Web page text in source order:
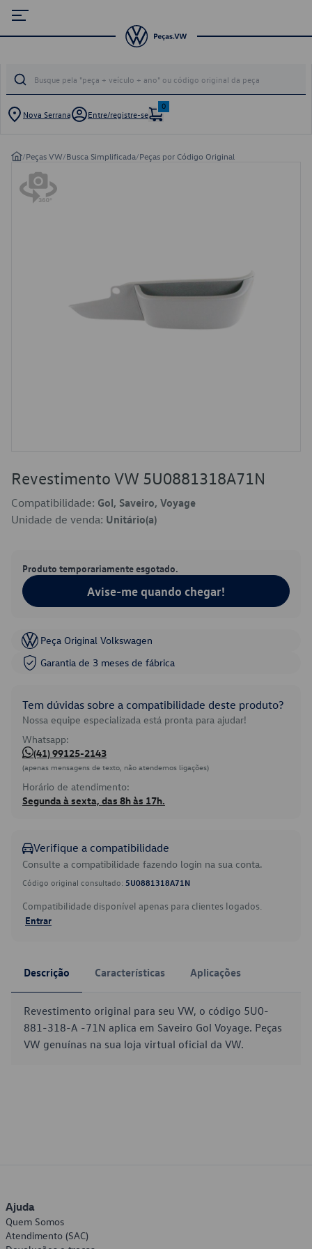
Nova Serrana Entre/registre-se
0
/Peças VW/Busca Simplificada/Peças por Código Original
Revestimento VW 5U0881318A71N
Compatibilidade: Gol, Saveiro, Voyage
Unidade de venda: Unitário(a)
Produto temporariamente esgotado.
Avise-me quando chegar!
Peça Original Volkswagen
Garantia de 3 meses de fábrica
Tem dúvidas sobre a compatibilidade deste produto?
Nossa equipe especializada está pronta para ajudar!
Whatsapp:
(41) 99125-2143
(apenas mensagens de texto, não atendemos ligações)
Horário de atendimento:
Segunda à sexta, das 8h às 17h.
Verifique a compatibilidade
Consulte a compatibilidade fazendo login na sua conta.
Código original consultado: 5U0881318A71N
Compatibilidade disponível apenas para clientes logados.
Entrar
Descrição Características Aplicações
Revestimento original para seu VW, o código 5U0-
881-318-A -71N aplica em Saveiro Gol Voyage. Peças
VW genuínas na sua loja virtual oficial da VW.
Ajuda
Quem Somos
Atendimento (SAC)